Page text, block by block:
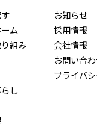
ム
組み
し
お知らせ
採用情報
会社情報
お問い合
プライバ